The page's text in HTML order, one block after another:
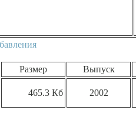
Размер Выпуск
465.3 Кб 2002